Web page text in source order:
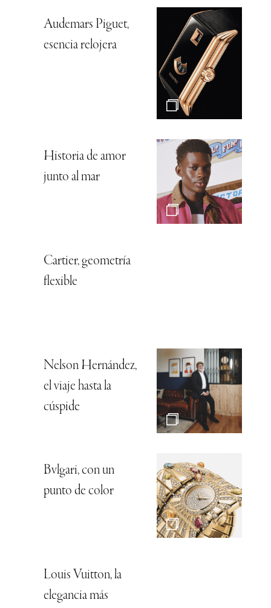
Audemars Piguet,
esencia relojera
Historia de amor
junto al mar
Cartier, geometría
flexible
Nelson Hernández,
el viaje hasta la
cúspide
Bvlgari, con un
punto de color
Louis Vuitton, la
elegancia más